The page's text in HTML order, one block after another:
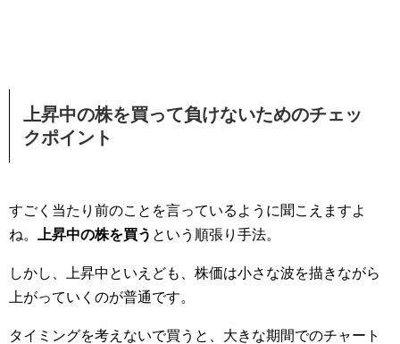
上昇中の株を買って負けないためのチェッ
クポイント
すごく当たり前のことを言っているように聞こえますよ
ね。
上昇中の株を買う という順張り手法。
しかし、上昇中といえども、株価は小さな波を描きながら
上がっていくのが普通です。
タイミングを考えないで買うと、大きな期間でのチャート